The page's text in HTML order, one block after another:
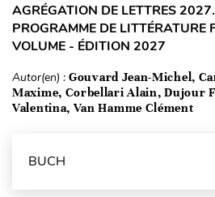
AGRÉGATION DE LETTRES
PROGRAMME DE LITTÉRATURE
VOLUME - ÉDITION 2027
Autor(en) : Gouvard Jean-Michel,
Maxime, Corbellari Alain, Dujour
Valentina, Van Hamme Clément
BUCH